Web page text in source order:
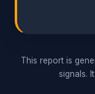
This report is
signals.